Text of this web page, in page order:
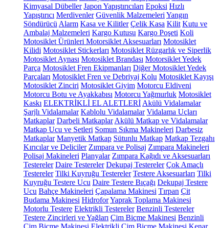
Kimyasal Dübeller Japon Yapıştırıcıları Epoksi Hızlı
Yapıştırıcı Merdivenler Güvenlik Malzemeleri Yangın
Söndürücü Alarm Kasa ve Kilitler Çelik Kasa Kilit Kutu ve
Ambalaj Malzemeleri Kargo Kutusu Kargo Poşeti Koli
Motosiklet Ürünleri Motorsiklet Aksesuarları Motosiklet
Kilidi Motosiklet Stickerları Motosiklet Rüzgarlık ve Siperlik
Motosiklet Aynası Motosiklet Brandası Motorsiklet Yedek
Parça Motosiklet Fren Ekipmanları Diğer Motosiklet Yedek
Parçaları Motosiklet Fren ve Debriyaj Kolu Motosiklet Kayışı
Motosiklet Zinciri Motosiklet Giyim Motorcu Eldiveni
Motorcu Botu ve Ayakkabısı Motorcu Yağmurluk Motosiklet
Kaskı ELEKTRİKLİ EL ALETLERİ Akülü Vidalamalar
Şarjlı Vidalamalar Kablolu Vidalamalar Vidalama Uçları
Matkaplar Darbeli Matkaplar Akülü Matkap ve Vidalamalar
Matkap Ucu ve Setleri Somun Sıkma Makineleri Darbesiz
Matkaplar Manyetik Matkap Sütunlu Matkap Matkap Tezgahı
Kırıcılar ve Deliciler Zımpara ve Polisaj Zımpara Makineleri
Polisaj Makineleri Planyalar Zımpara Kağıdı ve Aksesuarları
Testereler Daire Testereler Dekupaj Testereler Çok Amaçlı
Testereler Tilki Kuyruğu Testereler Testere Aksesuarları Tilki
Kuyruğu Testere Ucu Daire Testere Bıçağı Dekupaj Testere
Ucu Bahçe Makineleri Çapalama Makinesi Tırpan Çit
Budama Makinesi HidroforYaprak Toplama Makinesi
Motorlu Testere Elektrikli Testereler Benzinli Testereler
Testere Zincirleri ve Yağları Çim Biçme Makinesi Benzinli
Çim Biçme Makinesi Elektrikli Çim Biçme Makinesi Kenar